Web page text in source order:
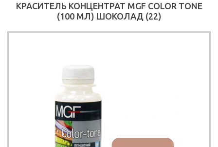
КРАСИТЕЛЬ КОНЦЕНТРАТ MGF COLOR TONE
(100 МЛ) ШОКОЛАД (22)